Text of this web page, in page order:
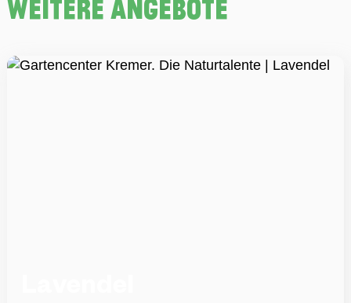
ZU DEN STANDORTEN